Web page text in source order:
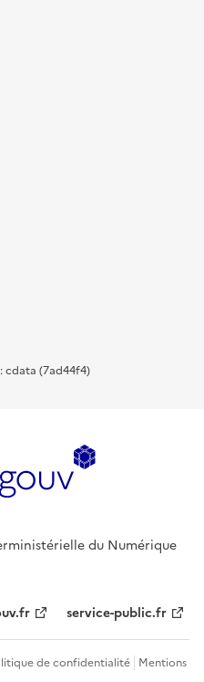
cdata (7ad44f4)
du Numérique
service-public.fr
de confidentialité Mentions